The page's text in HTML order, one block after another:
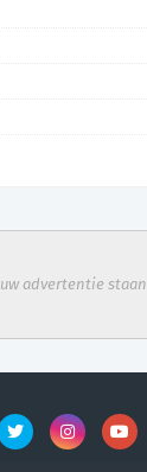
advertentie staan